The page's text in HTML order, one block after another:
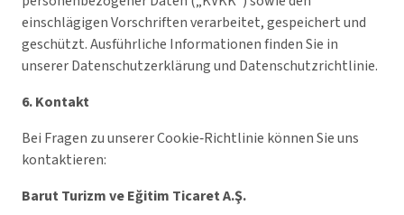
einschlägigen Vorschriften verarbeitet, gespeichert und
geschützt. Ausführliche Informationen finden Sie in
unserer Datenschutzerklärung und Datenschutzrichtlinie.
6. Kontakt
Bei Fragen zu unserer Cookie‑Richtlinie können Sie uns
kontaktieren:
Barut Turizm ve Eğitim Ticaret A.Ş.